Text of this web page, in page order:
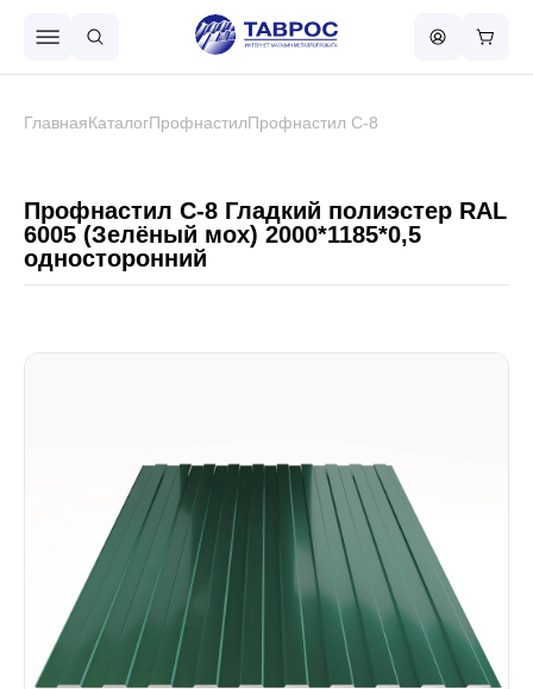
Металлочерепица
Сваи винтовые
Забор
Кровля
ГлавнаяКаталогПрофнастилПрофнастил С-8
Профнастил С-8 Гладкий полиэстер RAL
6005 (Зелёный мох) 2000*1185*0,5
односторонний